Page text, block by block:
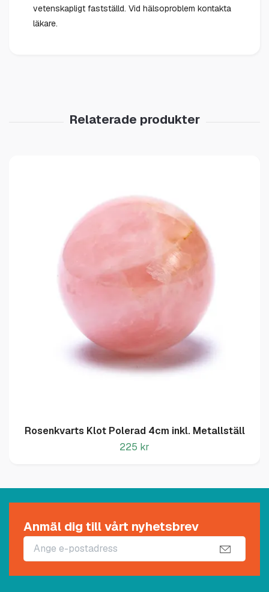
vetenskapligt fastställd. Vid hälsoproblem kontakta
läkare.
Rosenkvarts Klot Polerad 4cm inkl. Metallställ
225 kr
Anmäl dig till vårt nyhetsbrev